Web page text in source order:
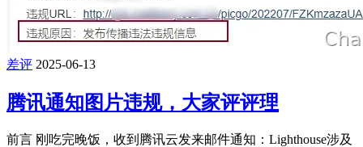
差评 2025-06-13
腾讯通知图片违规，大家评评理
前言 刚吃完晚饭，收到腾讯云发来邮件通知：Lighthouse涉及